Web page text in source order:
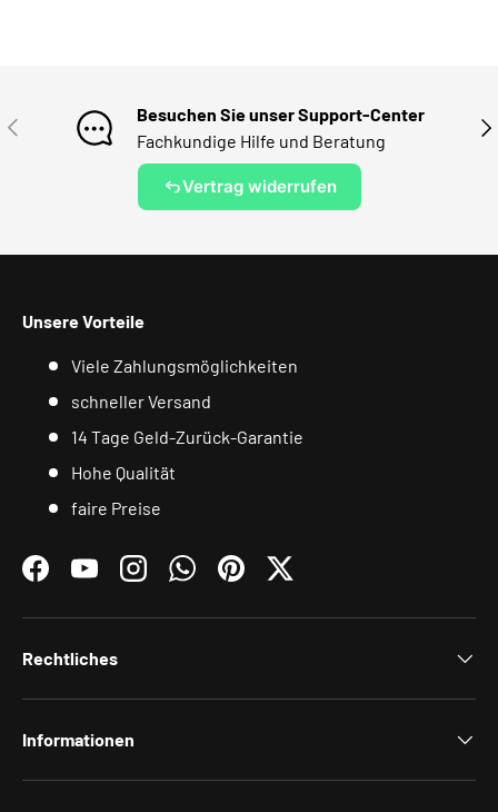
VORHERIGE
Besuchen Sie unser Support-Center
Fachkundige Hilfe und Beratung
Vertrag widerrufen
Unsere Vorteile
Viele Zahlungsmöglichkeiten
schneller Versand
14 Tage Geld-Zurück-Garantie
Hohe Qualität
faire Preise
FacebookYouTubeInstagramWhatsAppPinterestTwitter
Rechtliches
Informationen